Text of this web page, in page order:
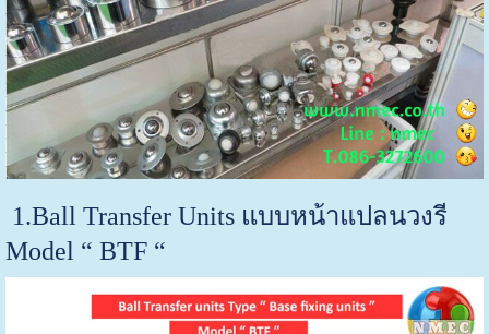
1.Ball Transfer Units แบบหน้าแปลนวงรี
Model “ BTF “